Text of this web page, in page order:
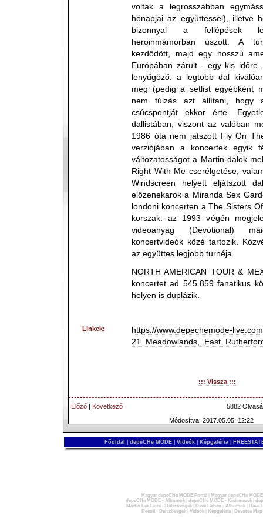
voltak a legrosszabban
hónapjai az együttessel), illetve
bizonnyal a fellépések
heroinmámorban úszott. A
kezdődött, majd egy hosszú
Európában zárult - egy kis
lenyűgöző: a legtöbb dal
meg (pedig a setlist egyébként
nem túlzás azt állítani, hogy
csúcspontját ekkor érte.
dallistában, viszont az valóban
1986 óta nem játszott Fly On
verziójában a koncertek egyik
változatosságot a Martin-dalok
Right With Me cserélgetése,
Windscreen helyett eljátszott
előzenekarok a Miranda Sex
londoni koncerten a The Sisters
korszak: az 1993 végén
videoanyag (Devotional)
koncertvideók közé tartozik.
az együttes legjobb turnéja.
NORTH AMERICAN TOUR &
koncertet ad 545.859 fanatikus
helyen is duplázik.
Linkek:
https://www.depechemode-
::: Vissza :::
Előző | Következő
5882
Módosítva: 2017.05.05. 12:22
Főoldal depeCHe MODE Videók Képgaléria
Magyar depeCHe MODE Portál
Magyar depeCHe
depeCHe MODE - Albumok| depeCHe MODE - Kislemezek|
Martin Lee Gore - Dalszövegek| Dave Gahan - Albumok|
Dave
Recoil - Dalszövegek| Videók| Képgaléria| Devotee Map